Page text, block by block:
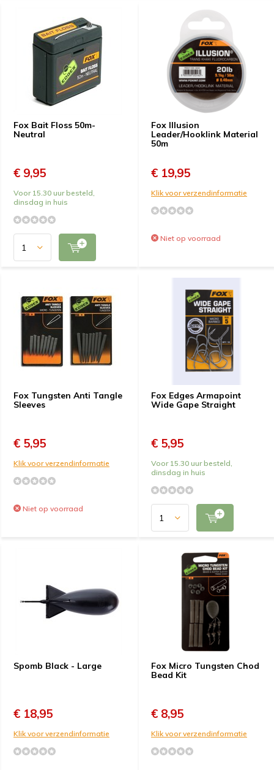
Fox Bait Floss 50m-
Neutral
€ 9,95
Voor 15.30 uur besteld,
dinsdag in huis
Fox Illusion
Leader/Hooklink Material
50m
€ 19,95
Klik voor verzendinformatie
Niet op voorraad
Fox Tungsten Anti Tangle
Sleeves
€ 5,95
Klik voor verzendinformatie
Niet op voorraad
Fox Edges Armapoint
Wide Gape Straight
€ 5,95
Voor 15.30 uur besteld,
dinsdag in huis
Spomb Black - Large
€ 18,95
Klik voor verzendinformatie
Fox Micro Tungsten Chod
Bead Kit
€ 8,95
Klik voor verzendinformatie